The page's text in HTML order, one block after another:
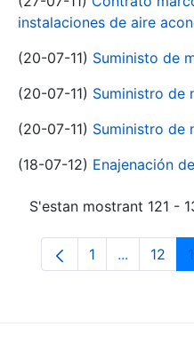
instalaciones de aire
(20-07-11) Suministo de
(20-07-11) Suministro de
(20-07-11) Suministro de
(18-07-12) Enajenación
S'estan mostrant 121 -
Pàgina
1 ...Pàgines
12